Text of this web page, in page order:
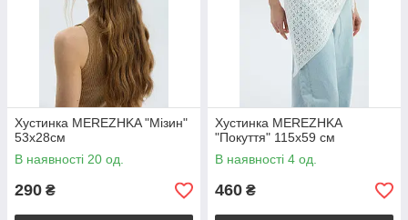
Хустинка MEREZHKA "Мізин"
53х28см
В наявності 20 од.
290 ₴
Хустинка MEREZHKA
"Покуття" 115х59 см
В наявності 4 од.
460 ₴